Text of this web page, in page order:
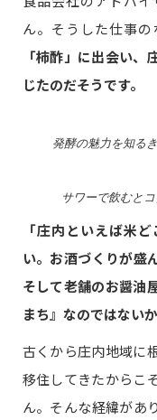
ん。そうした仕事の
「柿酢」に出会い
じたのだそうです。
発酵の魅力を知る
サワーで飲むと
「庄内といえば米
い。お酒づくりが盛
そして老舗のお醤油
まち』なのではない
古くから庄内地域に
移住してきたからこ
ん。そんな経緯があ